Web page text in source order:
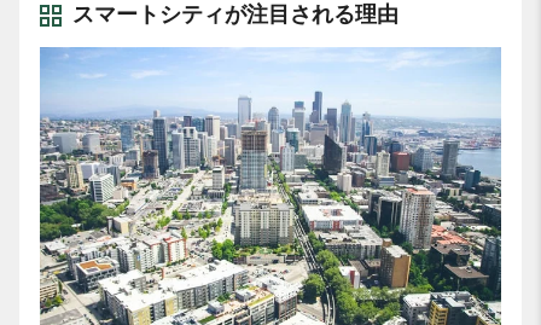
スマートシティが注目される理由